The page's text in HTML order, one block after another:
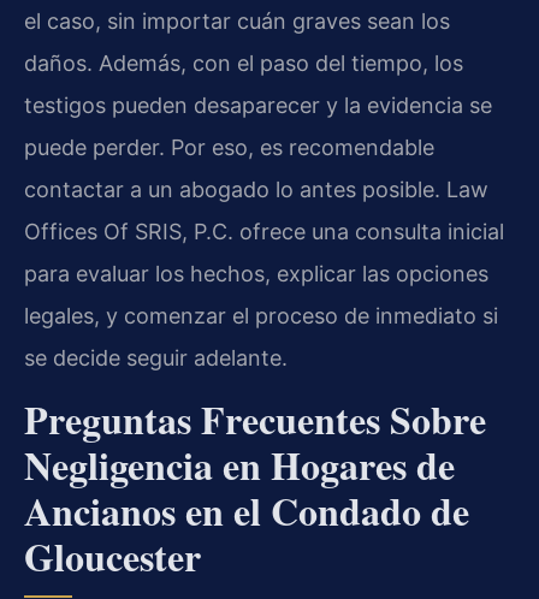
el caso, sin importar cuán graves sean los
daños. Además, con el paso del tiempo, los
testigos pueden desaparecer y la evidencia se
puede perder. Por eso, es recomendable
contactar a un abogado lo antes posible. Law
Offices Of SRIS, P.C. ofrece una consulta inicial
para evaluar los hechos, explicar las opciones
legales, y comenzar el proceso de inmediato si
se decide seguir adelante.
Preguntas Frecuentes Sobre
Negligencia en Hogares de
Ancianos en el Condado de
Gloucester